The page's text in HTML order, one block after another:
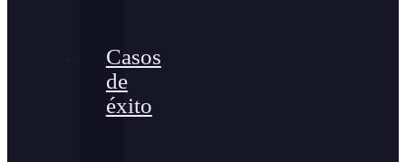
Casos
de
éxito